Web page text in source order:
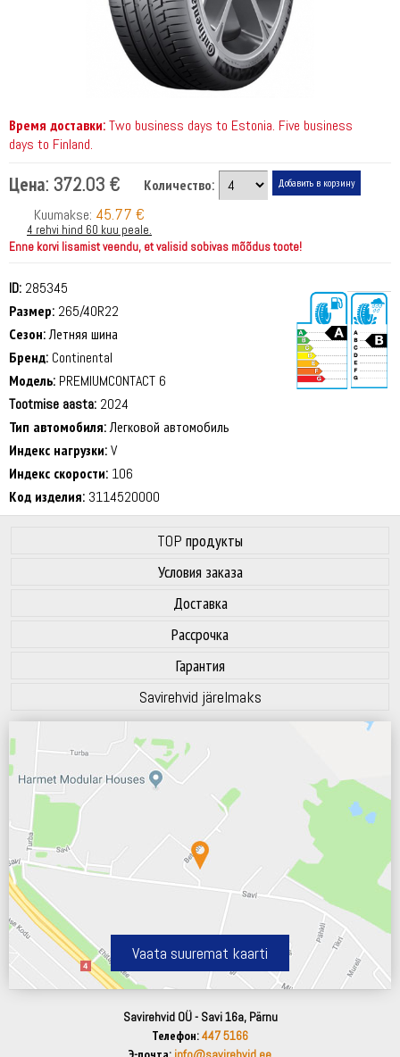
Время доставки:Two business days to Estonia. Five business
days to Finland.
Цена: 372.03 €
Количество:
Kuumakse: 45.77 €
4 rehvi hind 60 kuu peale.
Enne korvi lisamist veendu, et valisid sobivas mõõdus toote!
ID: 285345
Размер: 265/40R22
Сезон:Летняя шина
Бренд: Continental
Модель: PREMIUMCONTACT 6
Tootmise aasta: 2024
Тип автомобиля:Легковой автомобиль
Индекс нагрузки:V
Индекс скорости: 106
Код изделия: 3114520000
TOP продукты
Условия заказа
Доставка
Рассрочка
Гарантия
Savirehvid järelmaks
Vaata suuremat kaarti
Savirehvid OÜ - Savi 16a, Pärnu
Телефон:447 5166